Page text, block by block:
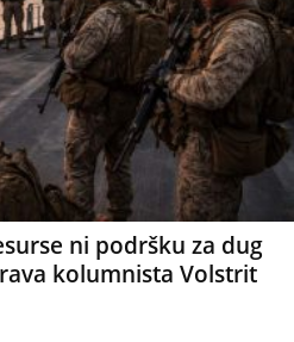
ni podršku za dug
kolumnista Volstrit